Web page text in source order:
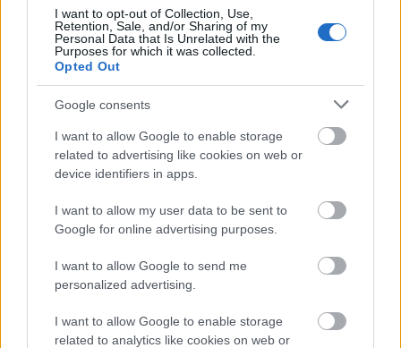
I want to opt-out of Collection, Use,
Retention, Sale, and/or Sharing of my
Personal Data that Is Unrelated with the
Purposes for which it was collected.
Opted Out
Google consents
I want to allow Google to enable storage
related to advertising like cookies on web or
device identifiers in apps.
I want to allow my user data to be sent to
Google for online advertising purposes.
I want to allow Google to send me
personalized advertising.
I want to allow Google to enable storage
related to analytics like cookies on web or
A közép- és kelet-európai gazdaságok
átalakulásának finanszírozására 1991-ben
alapított londoni pénzintézet csütörtökön
bemutatott soron kívüli, felülvizsgált
előrejelzése szerint a nyersolaj világpiaci ára
egyelőre messze elmarad a 2011-2014-es
időszakban, illetve a korábbi években mért
tetőzésektől, és a földgázárak sem érték még
el a 2022-ben mért csúcsokat.